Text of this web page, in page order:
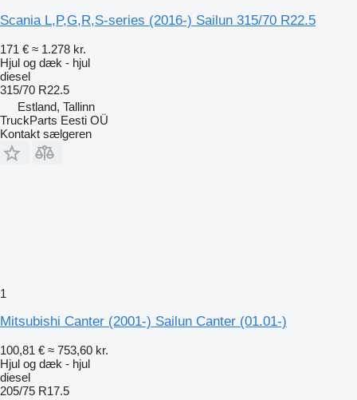
Scania L,P,G,R,S-series (2016-) Sailun 315/70 R22.5
171 € ≈ 1.278 kr.
Hjul og dæk - hjul
diesel
315/70 R22.5
Estland, Tallinn
TruckParts Eesti OÜ
Kontakt sælgeren
1
Mitsubishi Canter (2001-) Sailun Canter (01.01-)
100,81 € ≈ 753,60 kr.
Hjul og dæk - hjul
diesel
205/75 R17.5